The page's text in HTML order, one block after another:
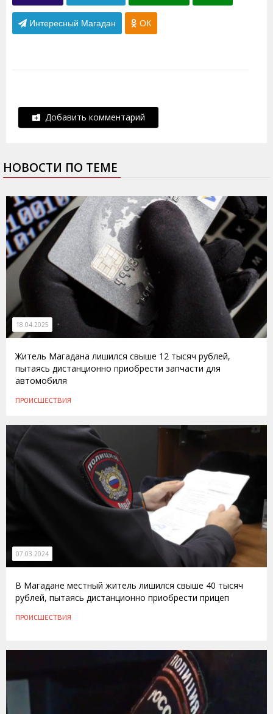
Интересный Магадан ОК
Добавить комментарий
НОВОСТИ ПО ТЕМЕ
18.04.2025
Житель Магадана лишился свыше 12 тысяч рублей,
пытаясь дистанционно приобрести запчасти для
автомобиля
ПРОИСШЕСТВИЯ
07.03.2024
В Магадане местный житель лишился свыше 40 тысяч
рублей, пытаясь дистанционно приобрести прицеп
ПРОИСШЕСТВИЯ